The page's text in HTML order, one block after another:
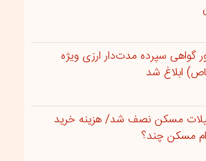
گواهی سپرده مدت‌دار ارزی ویژه
ابلاغ شد
مسکن نصف شد/ هزینه خرید
مسکن چند؟